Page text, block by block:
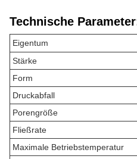
Technische
Eigentum
Stärke
Form
Druckabfall
Porengröße
Fließrate
Maximale Betriebstemperatur